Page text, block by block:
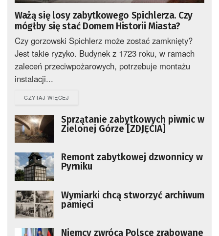
Ważą się losy zabytkowego Spichlerza. Czy
mógłby się stać Domem Historii Miasta?
Czy gorzowski Spichlerz może zostać zamknięty?
Jest takie ryzyko. Budynek z 1723 roku, w ramach
zaleceń przeciwpożarowych, potrzebuje montażu
instalacji...
CZYTAJ WIĘCEJ
Sprzątanie zabytkowych piwnic w
Zielonej Górze [ZDJĘCIA]
Remont zabytkowej dzwonnicy w
Pyrniku
Wymiarki chcą stworzyć archiwum
pamięci
Niemcy zwrócą Polsce zrabowane